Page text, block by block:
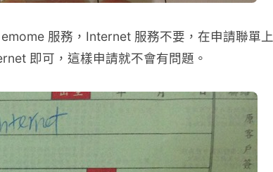
服務，Internet 服務不要，在申請聯單上
即可，這樣申請就不會有問題。